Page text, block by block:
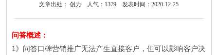
文章出处： 创力 人气： 1379 发表时间：2020-12-25
问答概述：
1》问答口碑营销推广无法产生直接客户，但可以影响客户决